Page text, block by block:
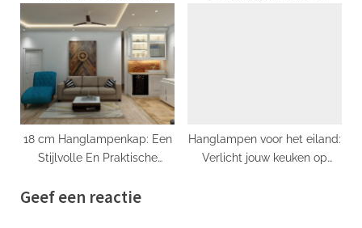
Functionaliteit en Esthetiek
18 cm Hanglampenkap: Een
Stijlvolle En Praktische
Hanglampen voor het eiland:
Verlicht jouw keuken op
Geef een reactie